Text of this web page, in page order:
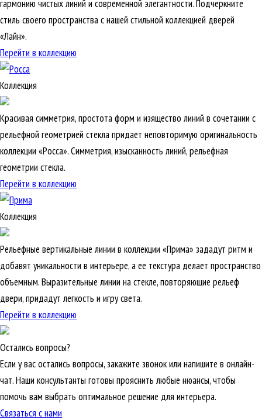
гармонию чистых линий и современной элегантности. Подчеркните
стиль своего пространства с нашей стильной коллекцией дверей
«Лайн».
Перейти в коллекцию
Коллекция
Красивая симметрия, простота форм и изящество линий в сочетании с
рельефной геометрией стекла придает неповторимую оригинальность
коллекции «Росса». Симметрия, изысканность линий, рельефная
геометрии стекла.
Перейти в коллекцию
Коллекция
Рельефные вертикальные линии в коллекции «Прима» зададут ритм и
добавят уникальности в интерьере, а ее текстура делает пространство
объемным. Выразительные линии на стекле, повторяющие рельеф
двери, придадут легкость и игру света.
Перейти в коллекцию
Остались вопросы?
Если у вас остались вопросы, закажите звонок или напишите в онлайн-
чат. Наши консультанты готовы прояснить любые нюансы, чтобы
помочь вам выбрать оптимальное решение для интерьера.
Связаться с нами